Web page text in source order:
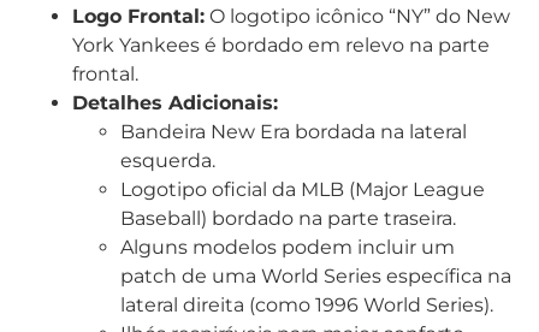
Logo Frontal: O logotipo icônico “NY” do New
York Yankees é bordado em relevo na parte
frontal.
Detalhes Adicionais:
Bandeira New Era bordada na lateral
esquerda.
Logotipo oficial da MLB (Major League
Baseball) bordado na parte traseira.
Alguns modelos podem incluir um
patch de uma World Series específica na
lateral direita (como 1996 World Series).